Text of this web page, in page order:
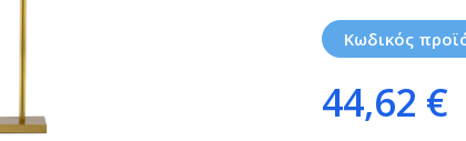
Κωδικός
44,62 €